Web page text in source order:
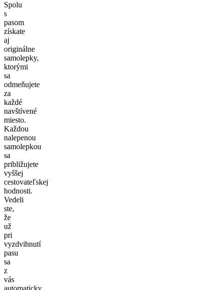
Spolu
s
pasom
získate
aj
originálne
samolepky,
ktorými
sa
odmeňujete
za
každé
navštívené
miesto.
Každou
nalepenou
samolepkou
sa
približujete
vyššej
cestovateľskej
hodnosti.
Vedeli
ste,
že
už
pri
vyzdvihnutí
pasu
sa
z
vás